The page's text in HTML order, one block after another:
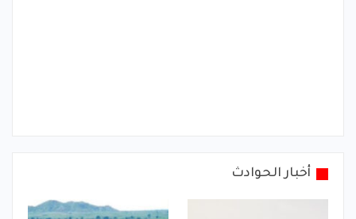
أخبار الحوادث